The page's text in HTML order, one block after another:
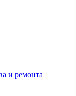
и ремонта